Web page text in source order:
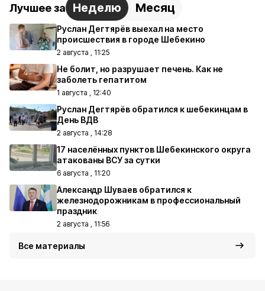
Лучшее за Неделю Месяц
Руслан Дегтярёв выехал на место
происшествия в городе Шебекино
2 августа , 11:25
Не болит, но разрушает печень. Как не
заболеть гепатитом
1 августа , 12:40
Руслан Дегтярёв обратился к шебекинцам в
День ВДВ
2 августа , 14:28
17 населённых пунктов Шебекинского округа
атакованы ВСУ за сутки
6 августа , 11:20
Александр Шуваев обратился к
железнодорожникам в профессиональный
праздник
2 августа , 11:56
Все материалы